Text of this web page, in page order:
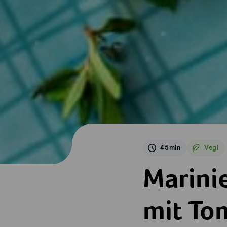
45min Vegi
Marinierter
mit